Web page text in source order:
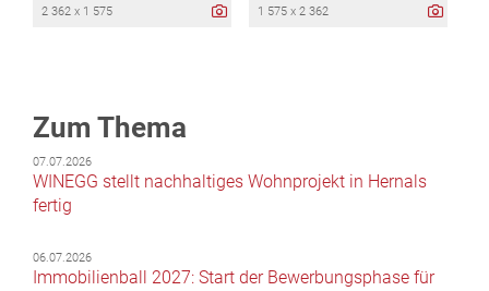
2 362 x 1 575 1 575 x 2 362
Zum Thema
07.07.2026
WINEGG stellt nachhaltiges Wohnprojekt in Hernals
fertig
06.07.2026
Immobilienball 2027: Start der Bewerbungsphase für